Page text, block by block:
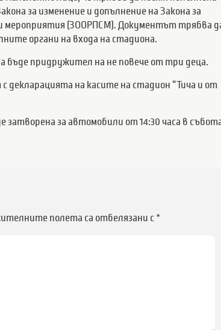
за изменение и допълнение на Закона за
мероприятия (ЗООРПСМ). Документът трябва
органи на входа на стадиона.
бъде придружител на не повече от три деца.
декларацията на касите на стадион “Тича и от
затворена за автомобили от 14:30 часа в
полета са отбелязани с *